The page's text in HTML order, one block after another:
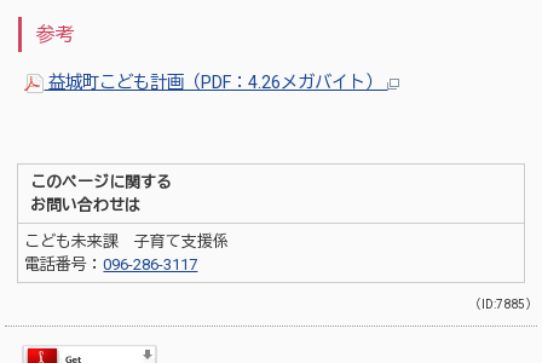
参考
益城町こども計画（PDF：4.26メガバイト）
このページに関する
お問い合わせは
こども未来課 子育て支援係
電話番号：096-286-3117
（ID:7885）